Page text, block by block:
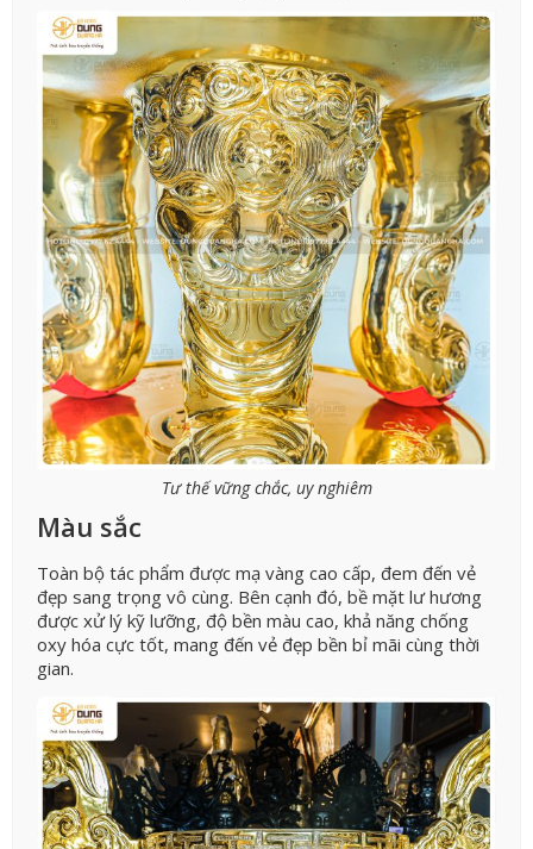
Tư thế vững chắc, uy nghiêm
Màu sắc
Toàn bộ tác phẩm được mạ vàng cao cấp, đem đến vẻ
đẹp sang trọng vô cùng. Bên cạnh đó, bề mặt lư hương
được xử lý kỹ lưỡng, độ bền màu cao, khả năng chống
oxy hóa cực tốt, mang đến vẻ đẹp bền bỉ mãi cùng thời
gian.